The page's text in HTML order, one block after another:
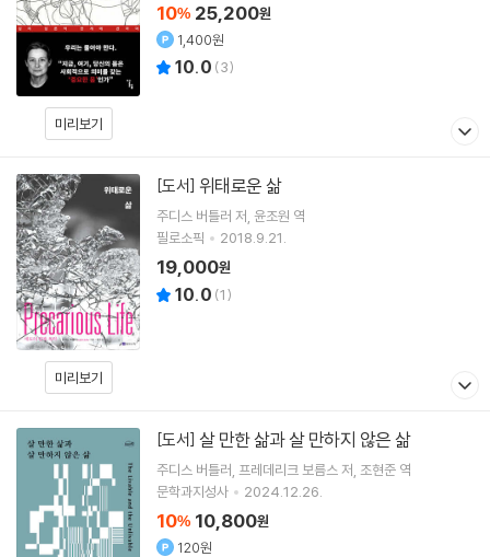
미리보기
10% 25,200원
1,400원
10.0 (3)
미리보기
[도서] 위태로운 삶
주디스 버틀러 저 윤조원 역
필로소픽
2018.9.21.
19,000원
10.0 (1)
[도서] 살 만한 삶과 살 만하지 않은 삶
주디스 버틀러 프레데리크 보름스 저 조현준 역
문학과지성사
2024.12.26.
10% 10,800원
120원